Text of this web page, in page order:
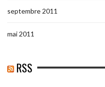
septembre 2011
mai 2011
RSS